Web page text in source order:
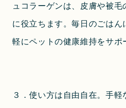
ュコラーゲンは、皮膚や被
に役立ちます。毎日のごは
軽にペットの健康維持をサポ
３．使い方は自由自在。手